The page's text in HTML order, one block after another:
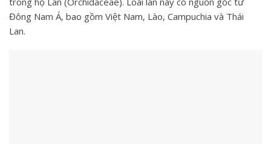
Đông Nam Á, bao gồm Việt Nam, Lào, Campuchia và Thái
Lan.